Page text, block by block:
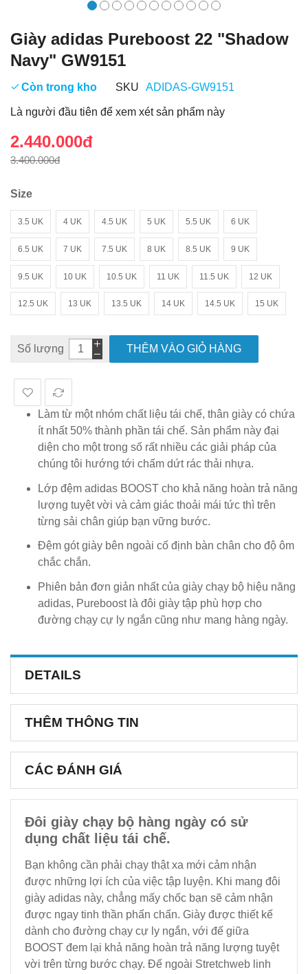
Giày adidas Pureboost 22 "Shadow
Navy" GW9151
Còn trong kho SKU ADIDAS-GW9151
Là người đầu tiên để xem xét sản phẩm này
2.440.000đ
3.400.000đ
Size
3.5 UK 4 UK 4.5 UK 5 UK 5.5 UK 6 UK
6.5 UK 7 UK 7.5 UK 8 UK 8.5 UK 9 UK
9.5 UK 10 UK 10.5 UK 11 UK 11.5 UK 12 UK
12.5 UK 13 UK 13.5 UK 14 UK 14.5 UK 15 UK
Số lượng THÊM VÀO GIỎ HÀNG
Làm từ một nhóm chất liệu tái chế, thân giày có chứa
ít nhất 50% thành phần tái chế. Sản phẩm này đại
diện cho một trong số rất nhiều các giải pháp của
chúng tôi hướng tới chấm dứt rác thải nhựa.
Lớp đệm adidas BOOST cho khả năng hoàn trả năng
lượng tuyệt vời và cảm giác thoải mái tức thì trên
từng sải chân giúp bạn vững bước.
Đệm gót giày bên ngoài cố định bàn chân cho độ ôm
chắc chắn.
Phiên bản đơn giản nhất của giày chạy bộ hiệu năng
adidas, Pureboost là đôi giày tập phù hợp cho
đường chạy cự ly ngắn cũng như mang hàng ngày.
DETAILS
THÊM THÔNG TIN
CÁC ĐÁNH GIÁ
Đôi giày chạy bộ hàng ngày có sử
dụng chất liệu tái chế.
Bạn không cần phải chạy thật xa mới cảm nhận
được những lợi ích của việc tập luyện. Khi mang đôi
giày adidas này, chẳng mấy chốc bạn sẽ cảm nhận
được ngay tinh thần phấn chấn. Giày được thiết kế
dành cho đường chạy cự ly ngắn, với đế giữa
BOOST đem lại khả năng hoàn trả năng lượng tuyệt
vời trên từng bước chạy. Đế ngoài Stretchweb linh